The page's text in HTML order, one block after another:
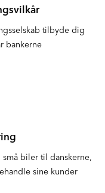
tilbyde dig
bankerne
biler til danskerne,
sine kunder